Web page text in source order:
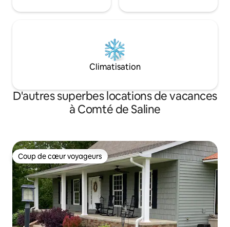
Climatisation
D'autres superbes locations de vacances
à Comté de Saline
Coup de cœur voyageurs
Coup de cœur voyageurs